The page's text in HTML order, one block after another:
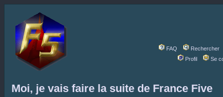
FAQ
Rechercher
Profil
Se
Moi, je vais faire la suite de France Five